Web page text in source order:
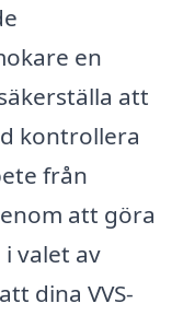
en
att
kontrollera
från
att göra
valet av
dina VVS-